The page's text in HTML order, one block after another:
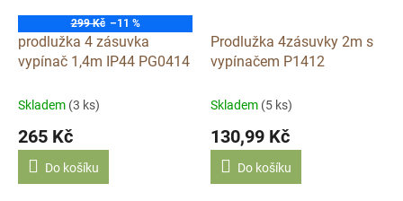
299 Kč –11 %
prodlužka 4 zásuvka
vypínač 1,4m IP44 PG0414
Skladem (3 ks)
265 Kč
Do košíku
Prodlužka 4zásuvky 2m s
vypínačem P1412
Skladem (5 ks)
130,99 Kč
Do košíku